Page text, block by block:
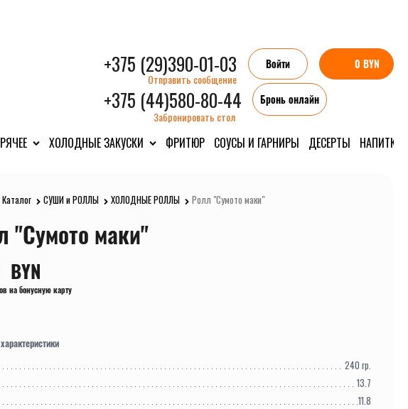
+375 (29)390-01-03
+375 (44)580-80-44
Бронь онлайн
Забронировать стол
Отправить сообщение
Войти 0 BYN
ХОЛОДНЫЕ ЗАКУСКИ ФРИТЮР СОУСЫ И ГАРНИРЫ ДЕСЕРТЫ НАПИТКИ
Каталог СУШИ и РОЛЛЫ ХОЛОДНЫЕ РОЛЛЫ Ролл "Сумото маки"
"Сумото маки"
  BYN
на бонусную карту
240 гр.
13.7
11.8